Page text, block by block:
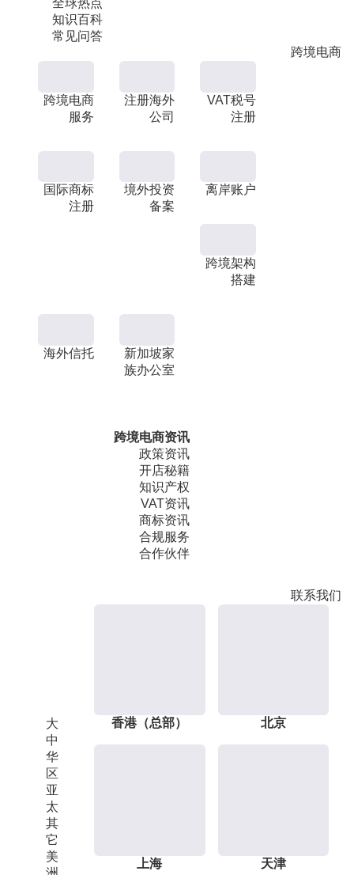
全球热点
知识百科
常见问答
跨境电商
跨境电商
服务
注册海外
公司
VAT税号
注册
国际商标
注册
境外投资
备案
离岸账户
跨境架构
搭建
海外信托
新加坡家
族办公室
跨境电商资讯
政策资讯
开店秘籍
知识产权
VAT资讯
商标资讯
合规服务
合作伙伴
联系我们
大
中
华
区
亚
太
其
它
美
香港（总部） 北京
上海 天津